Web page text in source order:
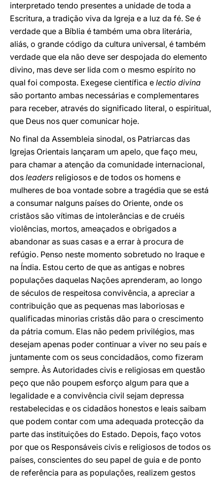
interpretado tendo presentes a unidade de toda a
Escritura, a tradição viva da Igreja e a luz da fé. Se é
verdade que a Bíblia é também uma obra literária,
aliás, o grande código da cultura universal, é também
verdade que ela não deve ser despojada do elemento
divino, mas deve ser lida com o mesmo espírito no
qual foi composta. Exegese científica e lectio divina
são portanto ambas necessárias e complementares
para receber, através do significado literal, o espiritual,
que Deus nos quer comunicar hoje.
No final da Assembleia sinodal, os Patriarcas das
Igrejas Orientais lançaram um apelo, que faço meu,
para chamar a atenção da comunidade internacional,
dos leaders religiosos e de todos os homens e
mulheres de boa vontade sobre a tragédia que se está
a consumar nalguns países do Oriente, onde os
cristãos são vítimas de intolerâncias e de cruéis
violências, mortos, ameaçados e obrigados a
abandonar as suas casas e a errar à procura de
refúgio. Penso neste momento sobretudo no Iraque e
na Índia. Estou certo de que as antigas e nobres
populações daquelas Nações aprenderam, ao longo
de séculos de respeitosa convivência, a apreciar a
contribuição que as pequenas mas laboriosas e
qualificadas minorias cristãs dão para o crescimento
da pátria comum. Elas não pedem privilégios, mas
desejam apenas poder continuar a viver no seu país e
juntamente com os seus concidadãos, como fizeram
sempre. Às Autoridades civis e religiosas em questão
peço que não poupem esforço algum para que a
legalidade e a convivência civil sejam depressa
restabelecidas e os cidadãos honestos e leais saibam
que podem contar com uma adequada protecção da
parte das instituições do Estado. Depois, faço votos
por que os Responsáveis civis e religiosos de todos os
países, conscientes do seu papel de guia e de ponto
de referência para as populações, realizem gestos